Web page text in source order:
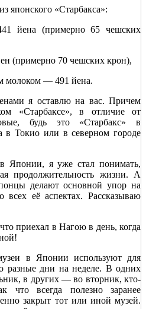
японского «Старбакса»:
йена (примерно 65 чешских
(примерно 70 чешских крон),
молоком — 491 йена.
я оставлю на вас. Причем
«Старбаксе», в отличие от
будь это «Старбакс» в
Токио или в северном городе
Японии, я уже стал понимать,
продолжительность жизни. А
делают основной упор на
всех её аспектах. Рассказываю
приехал в Нагою в день, когда
в Японии используют для
разные дни на неделе. В одних
в других — во вторник, кто-
что всегда полезно заранее
закрыт тот или иной музей.